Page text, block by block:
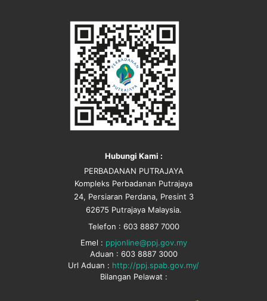
Hubungi Kami :
PERBADANAN PUTRAJAYA
Kompleks Perbadanan Putrajaya
24, Persiaran Perdana, Presint 3
62675 Putrajaya Malaysia.
Telefon : 603 8887 7000
Emel : ppjonline@ppj.gov.my
Aduan : 603 8887 3000
Url Aduan : http://ppj.spab.gov.my/
Bilangan Pelawat :